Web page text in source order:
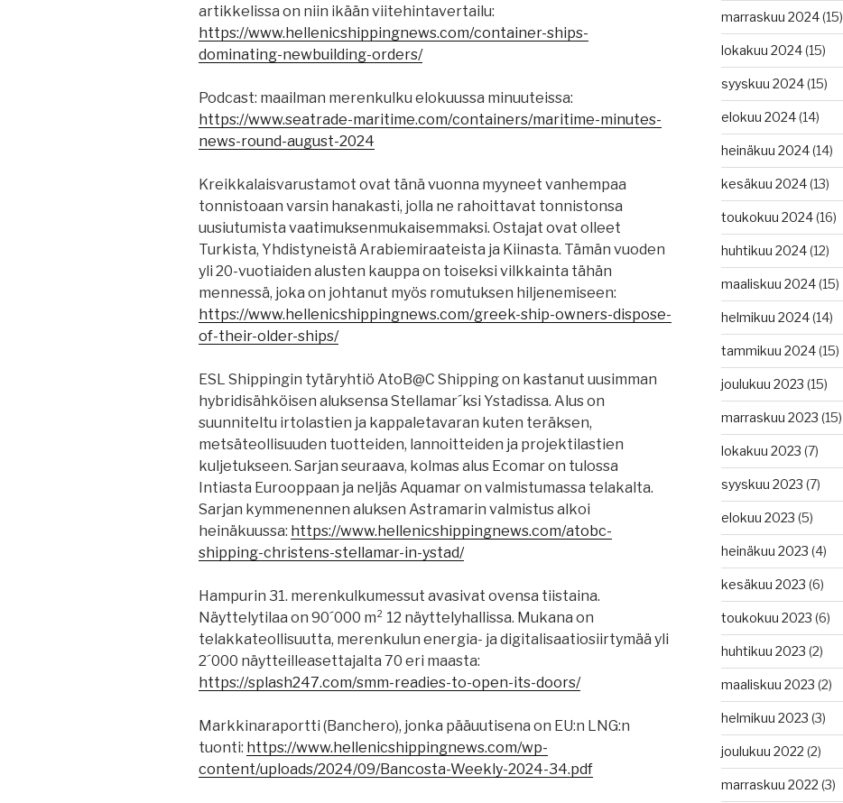
artikkelissa on niin ikään viitehintavertailu:
https://www.hellenicshippingnews.com/container-ships-
dominating-newbuilding-orders/
Podcast: maailman merenkulku elokuussa minuuteissa:
https://www.seatrade-maritime.com/containers/maritime-minutes-
news-round-august-2024
Kreikkalaisvarustamot ovat tänä vuonna myyneet vanhempaa
tonnistoaan varsin hanakasti, jolla ne rahoittavat tonnistonsa
uusiutumista vaatimuksenmukaisemmaksi. Ostajat ovat olleet
Turkista, Yhdistyneistä Arabiemiraateista ja Kiinasta. Tämän vuoden
yli 20-vuotiaiden alusten kauppa on toiseksi vilkkainta tähän
mennessä, joka on johtanut myös romutuksen hiljenemiseen:
https://www.hellenicshippingnews.com/greek-ship-owners-dispose-
of-their-older-ships/
ESL Shippingin tytäryhtiö AtoB@C Shipping on kastanut uusimman
hybridisähköisen aluksensa Stellamar´ksi Ystadissa. Alus on
suunniteltu irtolastien ja kappaletavaran kuten teräksen,
metsäteollisuuden tuotteiden, lannoitteiden ja projektilastien
kuljetukseen. Sarjan seuraava, kolmas alus Ecomar on tulossa
Intiasta Eurooppaan ja neljäs Aquamar on valmistumassa telakalta.
Sarjan kymmenennen aluksen Astramarin valmistus alkoi
heinäkuussa: https://www.hellenicshippingnews.com/atobc-
shipping-christens-stellamar-in-ystad/
Hampurin 31. merenkulkumessut avasivat ovensa tiistaina.
Näyttelytilaa on 90´000 m² 12 näyttelyhallissa. Mukana on
telakkateollisuutta, merenkulun energia- ja digitalisaatiosiirtymää yli
2´000 näytteilleasettajalta 70 eri maasta:
https://splash247.com/smm-readies-to-open-its-doors/
Markkinaraportti (Banchero), jonka pääuutisena on EU:n LNG:n
tuonti: https://www.hellenicshippingnews.com/wp-
content/uploads/2024/09/Bancosta-Weekly-2024-34.pdf
marraskuu 2024(15)
lokakuu 2024(15)
syyskuu 2024(15)
elokuu 2024(14)
heinäkuu 2024(14)
kesäkuu 2024(13)
toukokuu 2024(16)
huhtikuu 2024(12)
maaliskuu 2024(15)
helmikuu 2024(14)
tammikuu 2024(15)
joulukuu 2023 (15)
marraskuu 2023 (15)
lokakuu 2023 (7)
syyskuu 2023 (7)
elokuu 2023 (5)
heinäkuu 2023 (4)
kesäkuu 2023 (6)
toukokuu 2023 (6)
huhtikuu 2023 (2)
maaliskuu 2023 (2)
helmikuu 2023 (3)
joulukuu 2022 (2)
marraskuu 2022 (3)